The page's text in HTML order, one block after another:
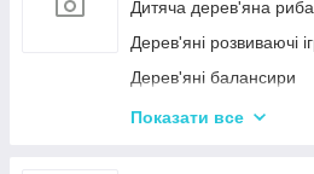
Дитяча дерев'яна
Дерев'яні розвиваючі
Дерев'яні балансири
Дерев'яні пазли для
Показати все